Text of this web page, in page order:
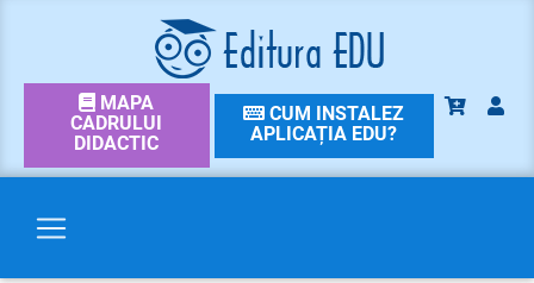
MAPA
CADRULUI
DIDACTIC
CUM INSTALEZ
APLICAȚIA EDU?